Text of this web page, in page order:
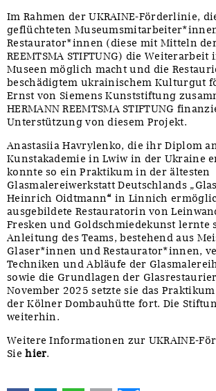
Im Rahmen der UKRAINE-Förderlinie,
geflüchteten
Restaurator*innen (diese mit Mitteln der
REEMTSMA STIFTUNG) die Weiterarbeit
Museen möglich macht und die
beschädigtem ukrainischem Kulturgut
Ernst von Siemens Kunststiftung
HERMANN REEMTSMA STIFTUNG
Unterstützung von diesem Projekt.
Anastasiia Havrylenko, die ihr Diplom
Kunstakademie in Lwiw in der Ukraine
konnte so ein Praktikum in der ältesten
Glasmalereiwerkstatt Deutschlands
Heinrich Oidtmann“ in Linnich
ausgebildete Restauratorin von
Fresken und Goldschmiedekunst lernte
Anleitung des Teams, bestehend aus
Glaser*innen und Restaurator*innen,
Techniken und Abläufe der
sowie die Grundlagen der
November 2025 setzte sie das
der Kölner Dombauhütte fort. Die
weiterhin.
Weitere Informationen zur UKRAINE-
Siehier.